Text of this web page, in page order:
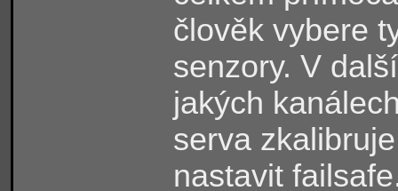
člověk vybere
senzory. V
jakých
serva
nastavit